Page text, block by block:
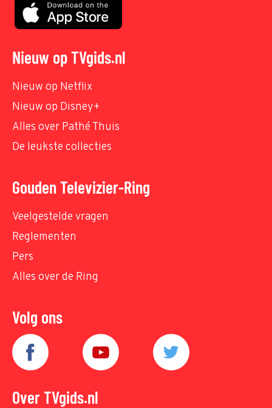
Nieuw op TVgids.nl
Nieuw op Netflix
Nieuw op Disney+
Alles over Pathé Thuis
De leukste collecties
Gouden Televizier-Ring
Veelgestelde vragen
Reglementen
Pers
Alles over de Ring
Volg ons
Over TVgids.nl